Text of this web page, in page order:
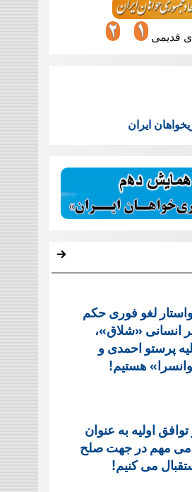
قدیمی
ایران
لغو فوری حکم
انسانی «شلاق»،
پرستو احمدی و
هستیم!
توافق اولیه به عنوان
مهم در جهت صلح
می کنیم!